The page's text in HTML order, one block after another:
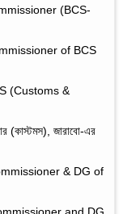
(BCS-
of BCS
(Customs &
(কাস্টমস), জারাবো-এর
& DG of
and DG